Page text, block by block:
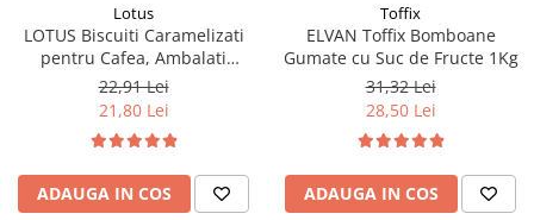
Lotus
LOTUS Biscuiti Caramelizati
pentru Cafea, Ambalati
Individual 50buc 312.5g
22,91 Lei
21,80 Lei
ADAUGA IN COS
Toffix
ELVAN Toffix Bomboane
Gumate cu Suc de Fructe 1Kg
31,32 Lei
28,50 Lei
ADAUGA IN COS